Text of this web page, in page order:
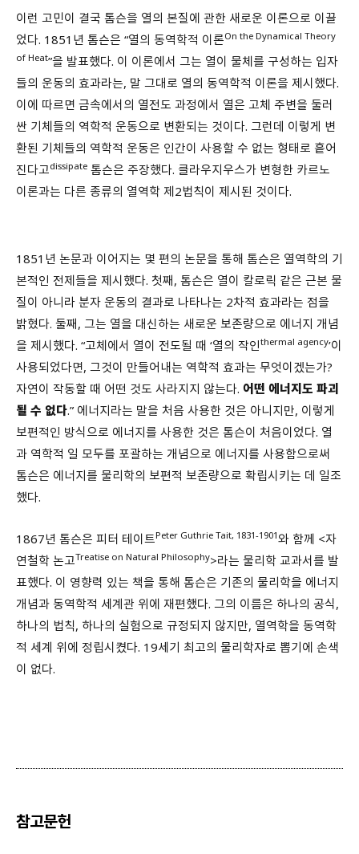
이런 고민이 결국 톰슨을 열의 본질에 관한 새로운 이론으로 이끌
었다. 1851년 톰슨은 “열의 동역학적 이론On the Dynamical Theory
of Heat”을 발표했다. 이 이론에서 그는 열이 물체를 구성하는 입자
들의 운동의 효과라는, 말 그대로 열의 동역학적 이론을 제시했다.
이에 따르면 금속에서의 열전도 과정에서 열은 고체 주변을 둘러
싼 기체들의 역학적 운동으로 변환되는 것이다. 그런데 이렇게 변
환된 기체들의 역학적 운동은 인간이 사용할 수 없는 형태로 흩어
진다고dissipate 톰슨은 주장했다. 클라우지우스가 변형한 카르노
이론과는 다른 종류의 열역학 제2법칙이 제시된 것이다.
1851년 논문과 이어지는 몇 편의 논문을 통해 톰슨은 열역학의 기
본적인 전제들을 제시했다. 첫째, 톰슨은 열이 칼로릭 같은 근본 물
질이 아니라 분자 운동의 결과로 나타나는 2차적 효과라는 점을
밝혔다. 둘째, 그는 열을 대신하는 새로운 보존량으로 에너지 개념
을 제시했다. “고체에서 열이 전도될 때 ‘열의 작인thermal agency’이
사용되었다면, 그것이 만들어내는 역학적 효과는 무엇이겠는가?
자연이 작동할 때 어떤 것도 사라지지 않는다. 어떤 에너지도 파괴
될 수 없다.” 에너지라는 말을 처음 사용한 것은 아니지만, 이렇게
보편적인 방식으로 에너지를 사용한 것은 톰슨이 처음이었다. 열
과 역학적 일 모두를 포괄하는 개념으로 에너지를 사용함으로써
톰슨은 에너지를 물리학의 보편적 보존량으로 확립시키는 데 일조
했다.
1867년 톰슨은 피터 테이트Peter Guthrie Tait, 1831-1901와 함께 <자
연철학 논고Treatise on Natural Philosophy>라는 물리학 교과서를 발
표했다. 이 영향력 있는 책을 통해 톰슨은 기존의 물리학을 에너지
개념과 동역학적 세계관 위에 재편했다. 그의 이름은 하나의 공식,
하나의 법칙, 하나의 실험으로 규정되지 않지만, 열역학을 동역학
적 세계 위에 정립시켰다. 19세기 최고의 물리학자로 뽑기에 손색
이 없다.
참고문헌